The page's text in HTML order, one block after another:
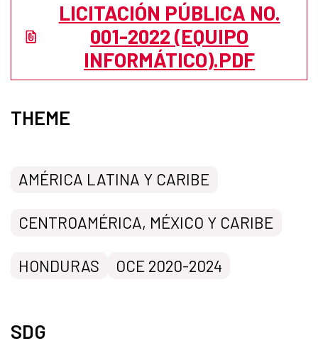
LICITACIÓN PÚBLICA NO.
001-2022 (EQUIPO
INFORMÁTICO).PDF
THEME
AMÉRICA LATINA Y CARIBE
CENTROAMÉRICA, MÉXICO Y CARIBE
HONDURAS OCE 2020-2024
SDG